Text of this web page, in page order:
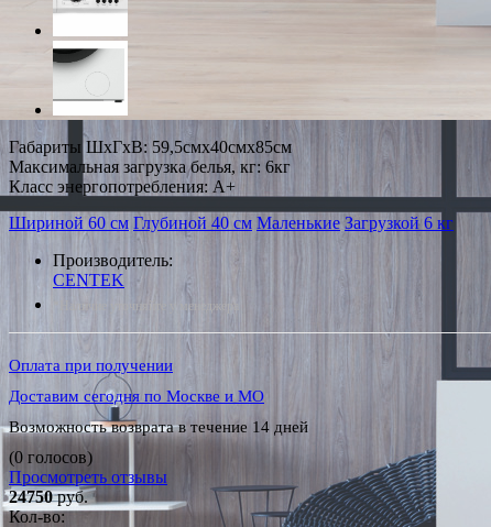
Габариты ШxГxВ: 59,5смx40смx85см
Максимальная загрузка белья, кг: 6кг
Класс энергопотребления: A+
Шириной 60 см Глубиной 40 см Маленькие Загрузкой 6 кг
Производитель:
CENTEK
*Наличие уточняйте у менеджера
Оплата при получении
Доставим сегодня по Москве и МО
Возможность возврата в течение 14 дней
(0 голосов)
Просмотреть отзывы
24750руб.
Кол-во: